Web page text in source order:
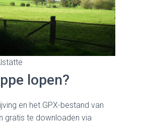
lopen?
en het GPX-bestand van
gratis te downloaden via